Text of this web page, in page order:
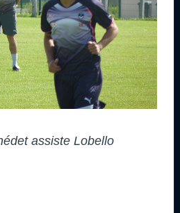
assiste Lobello